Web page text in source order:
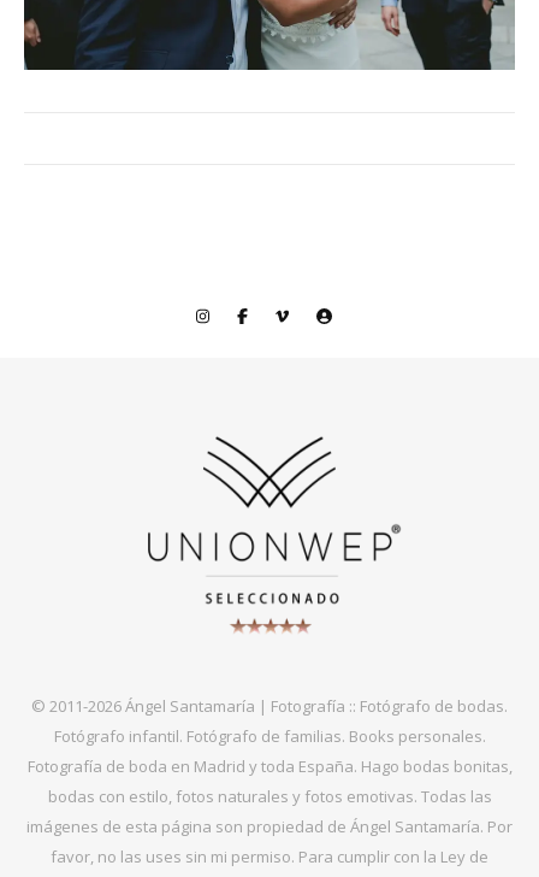
© 2011-2026 Ángel Santamaría | Fotografía :: Fotógrafo de bodas.
Fotógrafo infantil. Fotógrafo de familias. Books personales.
Fotografía de boda en Madrid y toda España. Hago bodas bonitas,
bodas con estilo, fotos naturales y fotos emotivas. Todas las
imágenes de esta página son propiedad de Ángel Santamaría. Por
favor, no las uses sin mi permiso. Para cumplir con la Ley de